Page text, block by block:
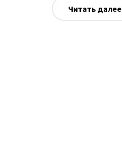
Читать далее